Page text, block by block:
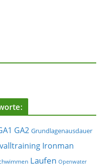
GA2 Grundlagenausdauer
Ironman
Laufen Openwater